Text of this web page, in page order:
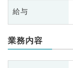
給与
業務内容